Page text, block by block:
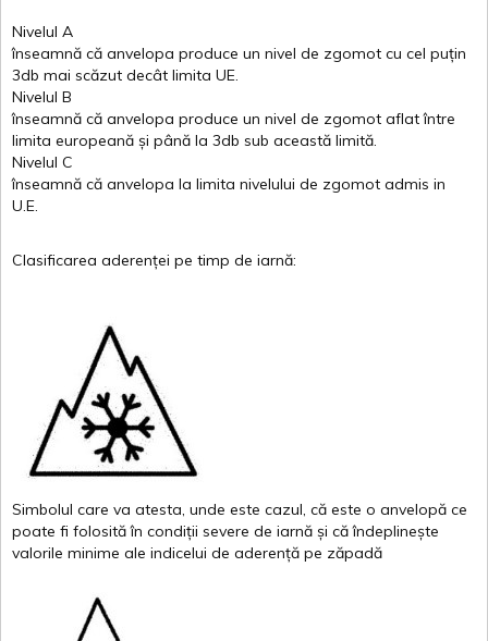
Nivelul A
înseamnă că anvelopa produce un nivel de zgomot cu cel puțin
3db mai scăzut decât limita UE.
Nivelul B
înseamnă că anvelopa produce un nivel de zgomot aflat între
limita europeană și până la 3db sub această limită.
Nivelul C
înseamnă că anvelopa la limita nivelului de zgomot admis in
U.E.
Clasificarea aderenței pe timp de iarnă:
Simbolul care va atesta, unde este cazul, că este o anvelopă ce
poate fi folosită în condiții severe de iarnă și că îndeplinește
valorile minime ale indicelui de aderență pe zăpadă